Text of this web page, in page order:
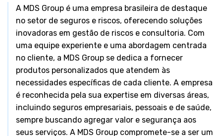
A MDS Group é uma empresa brasileira de destaque
no setor de seguros e riscos, oferecendo soluções
inovadoras em gestão de riscos e consultoria. Com
uma equipe experiente e uma abordagem centrada
no cliente, a MDS Group se dedica a fornecer
produtos personalizados que atendem às
necessidades específicas de cada cliente. A empresa
é reconhecida pela sua expertise em diversas áreas,
incluindo seguros empresariais, pessoais e de saúde,
sempre buscando agregar valor e segurança aos
seus serviços. A MDS Group compromete-se a ser um